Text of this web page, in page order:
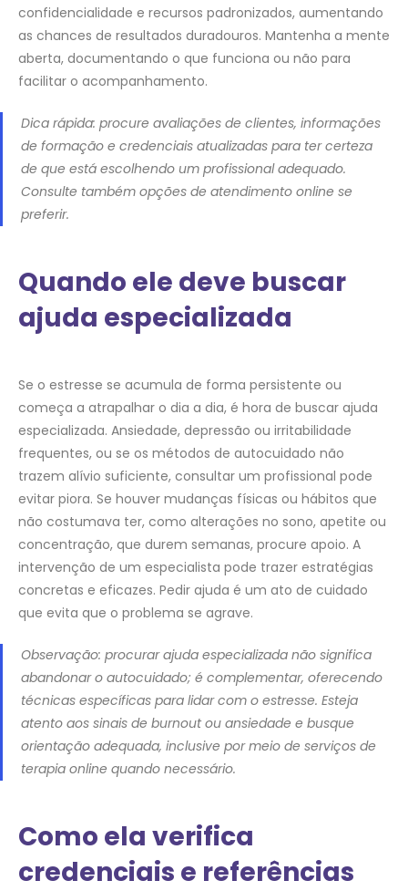
confidencialidade e recursos padronizados, aumentando
as chances de resultados duradouros. Mantenha a mente
aberta, documentando o que funciona ou não para
facilitar o acompanhamento.
Dica rápida: procure avaliações de clientes, informações
de formação e credenciais atualizadas para ter certeza
de que está escolhendo um profissional adequado.
Consulte também opções de atendimento online se
preferir.
Quando ele deve buscar
ajuda especializada
Se o estresse se acumula de forma persistente ou
começa a atrapalhar o dia a dia, é hora de buscar ajuda
especializada. Ansiedade, depressão ou irritabilidade
frequentes, ou se os métodos de autocuidado não
trazem alívio suficiente, consultar um profissional pode
evitar piora. Se houver mudanças físicas ou hábitos que
não costumava ter, como alterações no sono, apetite ou
concentração, que durem semanas, procure apoio. A
intervenção de um especialista pode trazer estratégias
concretas e eficazes. Pedir ajuda é um ato de cuidado
que evita que o problema se agrave.
Observação: procurar ajuda especializada não significa
abandonar o autocuidado; é complementar, oferecendo
técnicas específicas para lidar com o estresse. Esteja
atento aos sinais de burnout ou ansiedade e busque
orientação adequada, inclusive por meio de serviços de
terapia online quando necessário.
Como ela verifica
credenciais e referências